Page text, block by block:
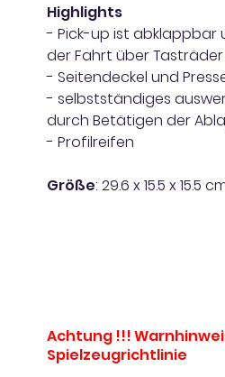
Highlights
- Pick-up ist abklappbar
der Fahrt über
- Seitendeckel und
- selbstständiges
durch Betätigen der
- Profilreifen
Größe: 29.6 x 15.5 x 15.5
Achtung !!!
Spielzeugrichtlinie